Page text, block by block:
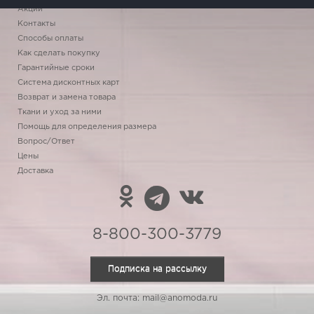
Акции
Контакты
Способы оплаты
Как сделать покупку
Гарантийные сроки
Система дисконтных карт
Возврат и замена товара
Ткани и уход за ними
Помощь для определения размера
Вопрос/Ответ
Цены
Доставка
8-800-300-3779
Подписка на рассылку
Эл. почта: mail@anomoda.ru